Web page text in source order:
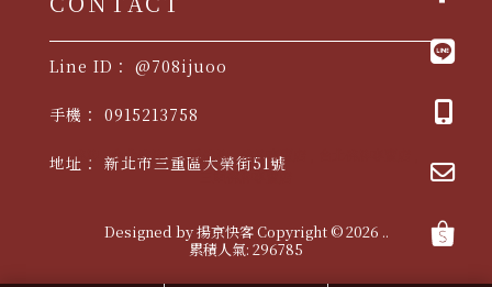
@708ijuoo
0915213758
新北市三重區大榮街51號
佛牌 台北佛牌 三重佛牌 佛牌專賣店
三重佛牌專賣店
Designed by揚京快客Copyright © 2026 ..
累積人氣: 296785